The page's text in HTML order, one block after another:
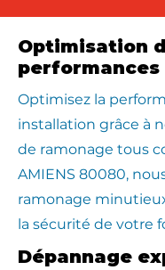
Optimisation
performances
Optimisez la
installation grâce à
de ramonage tous
AMIENS 80080,
ramonage
la sécurité de votre
Dépannage